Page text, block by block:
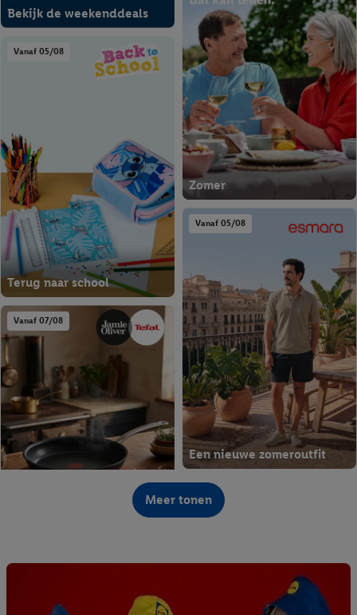
Bekijk de weekenddeals
Zomer
Vanaf 05/08
Terug naar school
Vanaf 05/08
Een nieuwe zomeroutfit
Vanaf 07/08
Vanaf 07/08
Meer tonen